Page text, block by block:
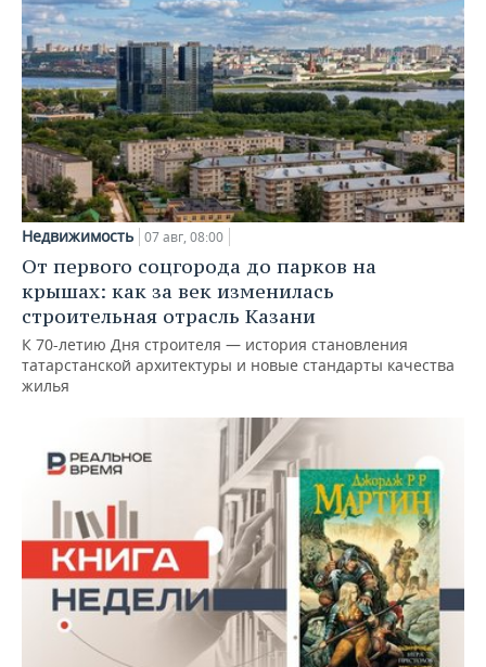
Недвижимость 07 авг, 08:00
От первого соцгорода до парков на
крышах: как за век изменилась
строительная отрасль Казани
К 70-летию Дня строителя — история становления
татарстанской архитектуры и новые стандарты качества
жилья